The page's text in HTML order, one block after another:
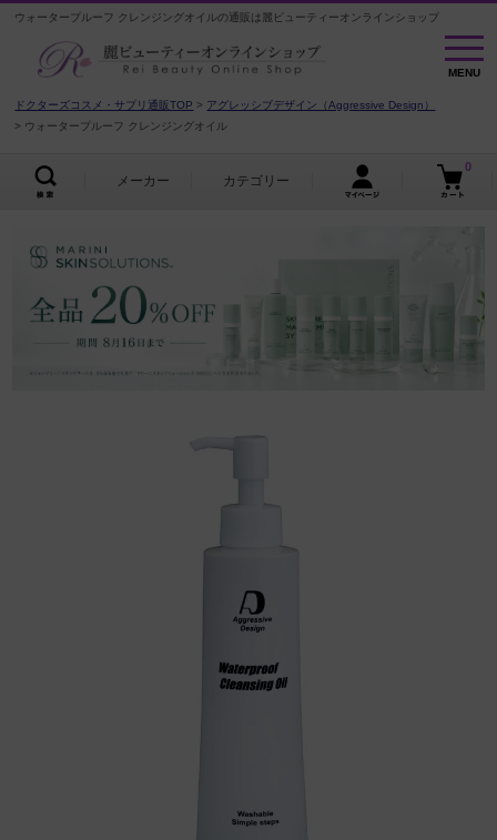
ウォータープルーフ クレンジングオイルの通販は麗ビューティーオンラインショップ
MENU
MENU
ドクターズコスメ・サプリ通販TOP
アグレッシブデザイン（Aggressive Design）
ウォータープルーフ クレンジングオイル
メーカー カテゴリー
0